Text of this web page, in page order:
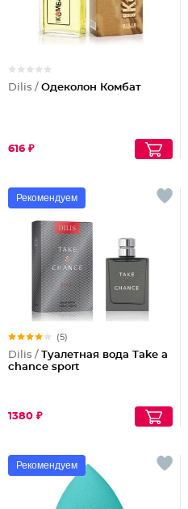
Dilis / Одеколон Комбат
616 ₽
Рекомендуем
(5)
Dilis / Туалетная вода Take a
chance sport
1380 ₽
Рекомендуем